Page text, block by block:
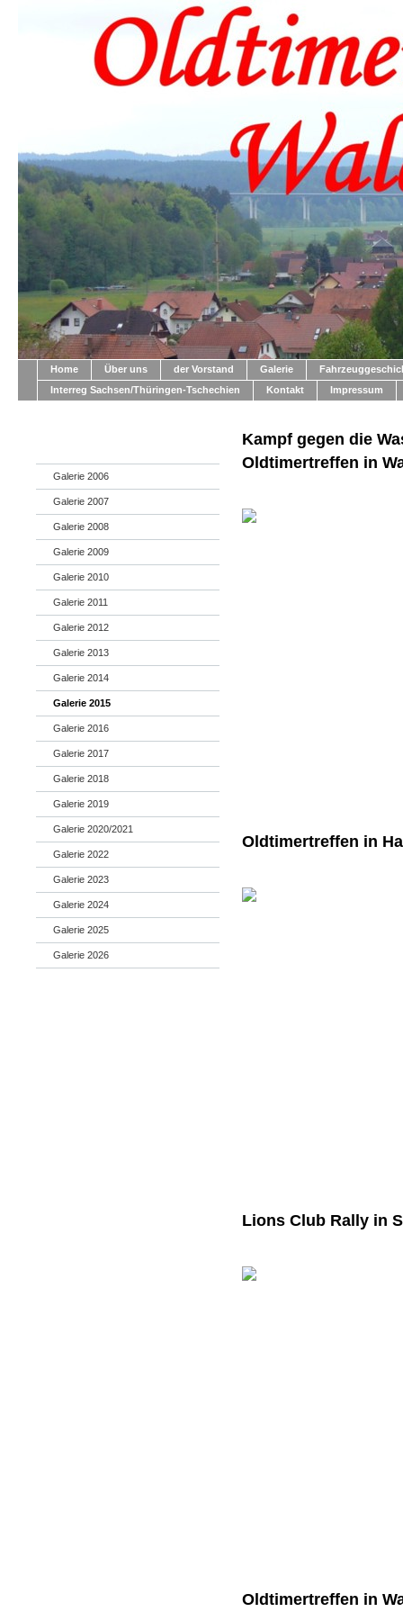
Home Über uns der Vorstand Galerie
Interreg Sachsen/Thüringen-Tschechien
Kontakt Impressum
Galerie 2006
Galerie 2007
Galerie 2008
Galerie 2009
Galerie 2010
Galerie 2011
Galerie 2012
Galerie 2013
Galerie 2014
Galerie 2015
Galerie 2016
Galerie 2017
Galerie 2018
Galerie 2019
Galerie 2020/2021
Galerie 2022
Galerie 2023
Galerie 2024
Galerie 2025
Galerie 2026
Kampf gegen die
Oldtimertreffen in
Oldtimertreffen in
Lions Club Rally in
Oldtimertreffen in